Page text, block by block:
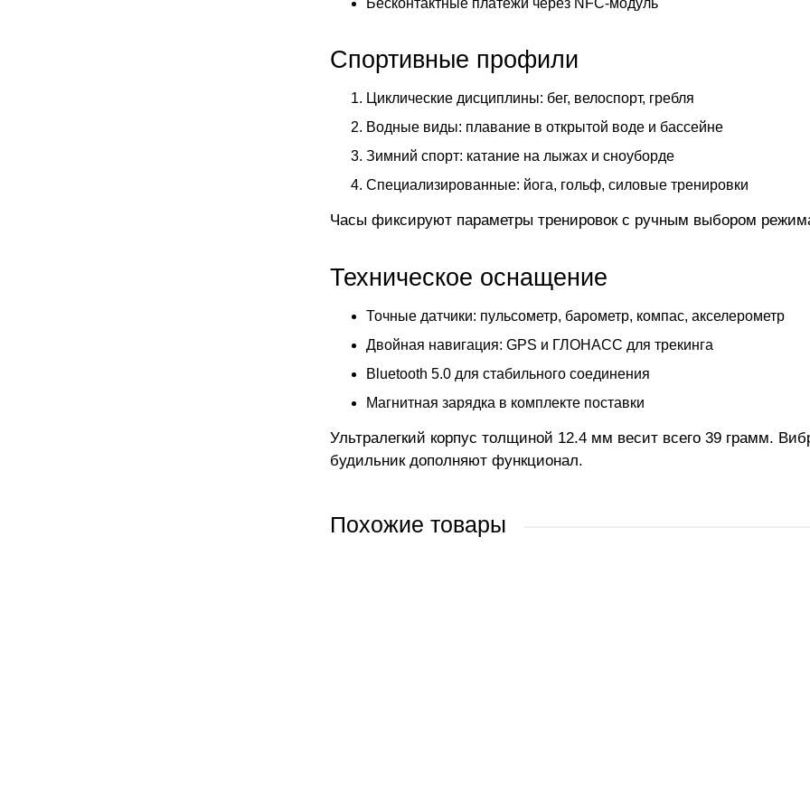
Бесконтактные платежи через NFC-модуль
Спортивные профили
Циклические дисциплины: бег, велоспорт, гребля
Водные виды: плавание в открытой воде и бассейне
Зимний спорт: катание на лыжах и сноуборде
Специализированные: йога, гольф, силовые тренировки
Часы фиксируют параметры тренировок с ручным выбором
Техническое оснащение
Точные датчики: пульсометр, барометр, компас, акселерометр
Двойная навигация: GPS и ГЛОНАСС для трекинга
Bluetooth 5.0 для стабильного соединения
Магнитная зарядка в комплекте поставки
Ультралегкий корпус толщиной 12.4 мм весит всего 39 грамм.
будильник дополняют функционал.
Похожие товары